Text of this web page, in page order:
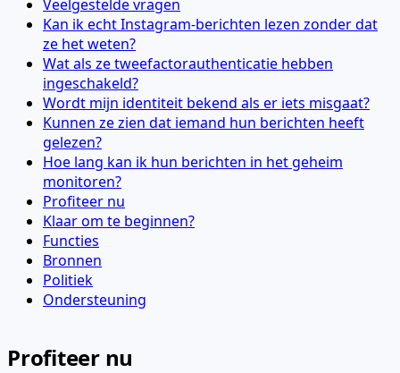
Veelgestelde vragen
Kan ik echt Instagram-berichten lezen zonder dat
ze het weten?
Wat als ze tweefactorauthenticatie hebben
ingeschakeld?
Wordt mijn identiteit bekend als er iets misgaat?
Kunnen ze zien dat iemand hun berichten heeft
gelezen?
Hoe lang kan ik hun berichten in het geheim
monitoren?
Profiteer nu
Klaar om te beginnen?
Functies
Bronnen
Politiek
Ondersteuning
Profiteer nu